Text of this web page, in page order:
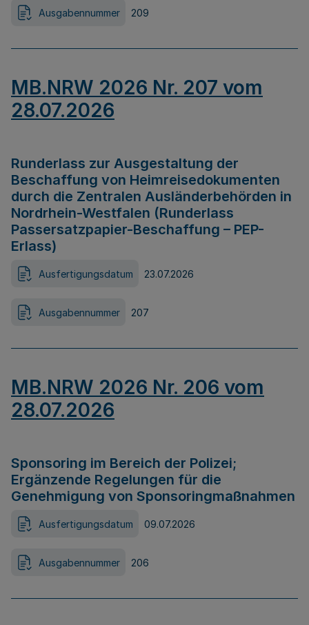
Ausgabennummer 209
MB.NRW 2026 Nr. 207 vom
28.07.2026
Runderlass zur Ausgestaltung der
Beschaffung von Heimreisedokumenten
durch die Zentralen Ausländerbehörden in
Nordrhein-Westfalen (Runderlass
Passersatzpapier-Beschaffung – PEP-
Erlass)
Ausfertigungsdatum 23.07.2026
Ausgabennummer 207
MB.NRW 2026 Nr. 206 vom
28.07.2026
Sponsoring im Bereich der Polizei;
Ergänzende Regelungen für die
Genehmigung von Sponsoringmaßnahmen
Ausfertigungsdatum 09.07.2026
Ausgabennummer 206